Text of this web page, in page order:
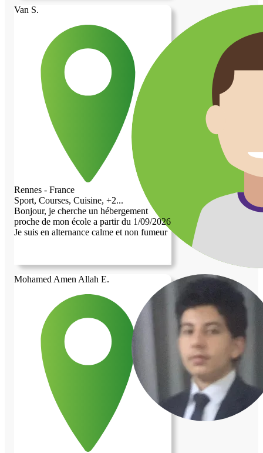
moment et j'ai un léger handicap visuel,
mais cela ne m'empêche pas d'être
autonome et de réaliser les tâches du
quotidien. J'ai un rythme de vie plutôt
orienté vers l'après-midi, le soir et la nuit,
mais je m'adapte sans difficulté aux
horaires si la situation le demande. Je suis
particulièrement à l'aise avec
l'informatique, que ce soit pour aider,
dépanner ou apprendre rapidement de
nouvelles choses. Je suis une personne
calme, respectueuse, à l'écoute et très
empathique. J'apprécie les relations basées
sur la confiance et l'entraide, et je suis
toujours prêt à donner un coup de main
pour les tâches du quotidien ou les besoins
de la maison. Je recherche avant tout un
échange humain, dans lequel chacun peut
s'apporter quelque chose. Sérieux et
motivé, je ferai toujours de mon mieux
pour être une personne sur qui l'on peut
compter.
Van S.
Rennes - France
Sport, Courses, Cuisine, +2...
Bonjour, je cherche un hébergement
proche de mon école a partir du 1/09/2026
Je suis en alternance calme et non fumeur
Mohamed Amen Allah E.